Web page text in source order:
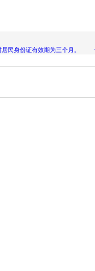
份证有效期为三个月。 一